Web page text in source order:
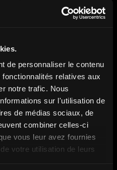
de personnaliser le contenu
relatives aux
notre trafic. Nous
sur l'utilisation de
de médias sociaux, de
combiner celles-ci
vous leur avez fournies
votre utilisation de leurs
vidéo est projetée sur un
un film transparent incliné
ont accueilli
en
2017, l’hologramme de
sept villes
Montpellier, Nancy,
pendant qu’il parlait en